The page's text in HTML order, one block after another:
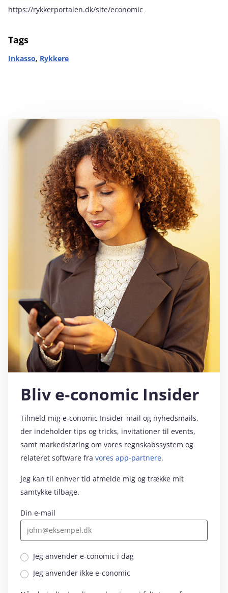
https://rykkerportalen.dk/site/economic
Tags
Inkasso, Rykkere
Bliv e‑conomic Insider
Tilmeld mig e‑conomic Insider-mail og nyhedsmails,
der indeholder tips og tricks, invitationer til events,
samt markedsføring om vores regnskabssystem og
relateret software fra vores app-partnere.
Jeg kan til enhver tid afmelde mig og trække mit
samtykke tilbage.
Din e-mail
Jeg anvender e‑conomic i dag
Jeg anvender ikke e‑conomic